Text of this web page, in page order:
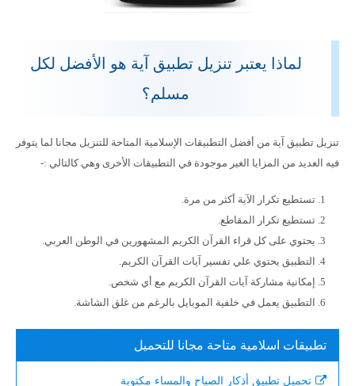
لماذا يعتبر تنزيل تطبيق آية هو الأفضل لكل
مسلم؟
تنزيل تطبيق آية من أفضل التطبيقات الإسلامية المتاحة للتنزيل مجانا لما يتوفر
فيه العديد من المزايا الغير موجودة في التطبيقات الأخرى وهي كالتالي :-
تستطيع تكرار الآية أكثر من مرة.
تستطيع تكرار المقاطع.
يحتوي على كل قراء القرآن الكريم المشهورين في الوطن العربي.
التطبيق يحتوي علي تفسير آيات القرآن الكريم.
إمكانية مشاركة آيات القرآن الكريم مع أي شخص.
التطبيق يعمل في خلفية الموبايل بالرغم من غلق الشاشة.
تطبيقات اسلامية متاحة مجانا للتحميل
تحميل تطبيق أذكار الصباح والمساء مكتوبة